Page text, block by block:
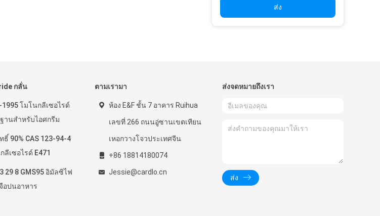
ส่ง
กลั่น
1995 โมโนกลีเซอไรด์
านสำหรับไอศกรีม
ธิ์ 90% CAS 123-94-4
เซอไรด์ E471
29 8 GMS95 อิมัลซิไฟ
อปนอาหาร
ตามเรามา
ห้อง E&F ชั้น 7 อาคาร Ruihua
เลขที่ 266 ถนนอู่ซานเขตเทียน
เหอกวางโจวประเทศจีน
+86 18814180074
Jessie@cardlo.cn
ส่งจดหมายถึงเรา
ส่ง